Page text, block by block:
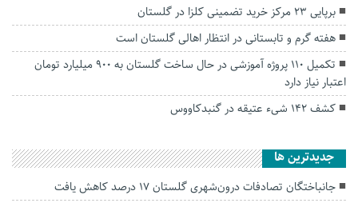
برپایی ۲۳ مرکز خرید تضمینی کلزا در گلستان
هفته گرم و تابستانی در انتظار اهالی گلستان است
تکمیل ۱۱۰ پروژه آموزشی در حال ساخت گلستان به ۹۰۰ میلیارد تومان
اعتبار نیاز دارد
کشف ۱۴۲ شیء عتیقه در گنبدکاووس
جديدترين ها
جانباختگان تصادفات درون‌شهری گلستان ۱۷ درصد کاهش یافت